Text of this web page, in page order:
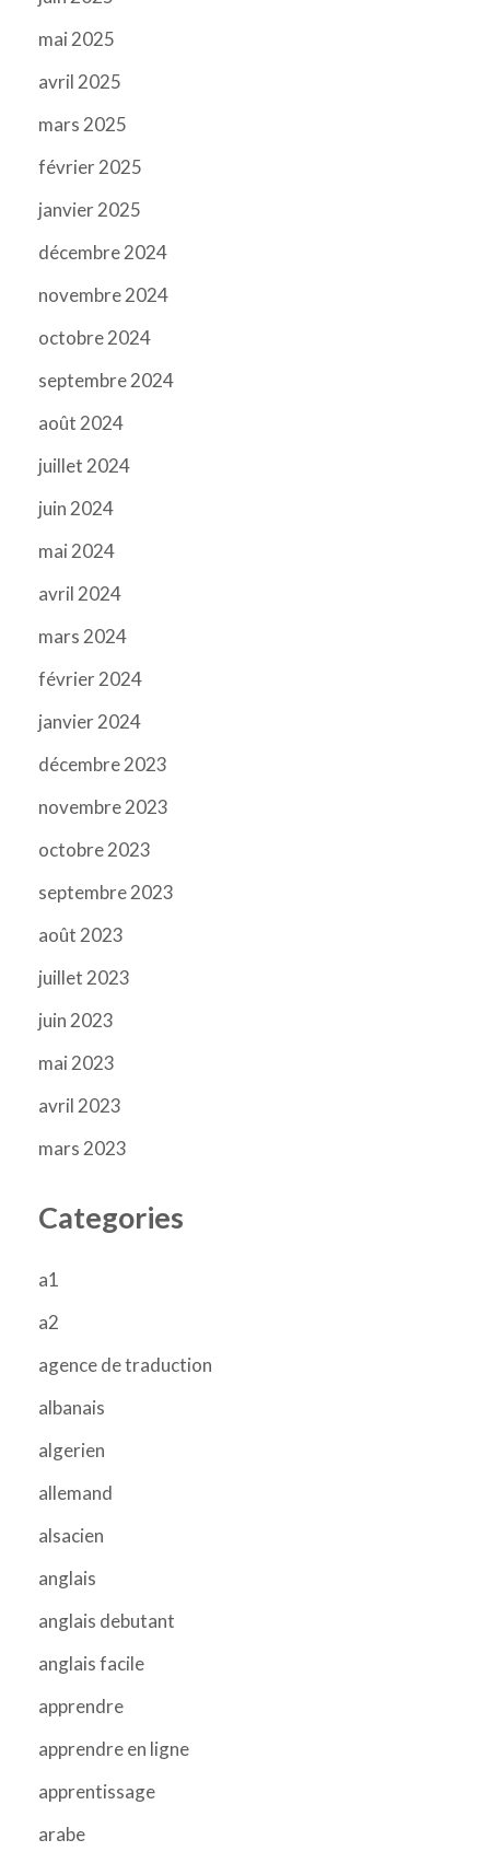
mai 2025
avril 2025
mars 2025
février 2025
janvier 2025
décembre 2024
novembre 2024
octobre 2024
septembre 2024
août 2024
juillet 2024
juin 2024
mai 2024
avril 2024
mars 2024
février 2024
janvier 2024
décembre 2023
novembre 2023
octobre 2023
septembre 2023
août 2023
juillet 2023
juin 2023
mai 2023
avril 2023
mars 2023
Categories
a1
a2
agence de traduction
albanais
algerien
allemand
alsacien
anglais
anglais debutant
anglais facile
apprendre
apprendre en ligne
apprentissage
arabe